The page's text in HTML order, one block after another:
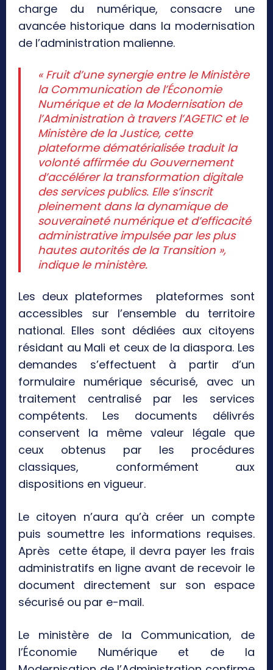
charge du numérique, consacre une
avancée historique dans la modernisation
de l’administration malienne.
« Fruit d’une synergie entre le Ministère
la Communication de l’Économie
Numérique et de la Modernisation de
l’Administration à travers l’AGETIC et le
Ministère de la Justice, cette
plateforme dématérialisée traduit la
volonté affirmée du Gouvernement
d’accélérer la transformation digitale
des services publics. Elle s’inscrit
pleinement dans la dynamique de
souveraineté numérique et d’efficacité
administrative impulsée par les plus
hautes autorités de la Transition »,
indique le ministère.
Les deux plateformes plateformes sont
accessibles sur l’ensemble du territoire
national. Elles sont dédiées aux citoyens
résidant au Mali et ceux de la diaspora. Les
demandes s’effectuent à partir d’un
formulaire numérique sécurisé, avec un
traitement centralisé par les services
compétents. Les documents délivrés
conservent la même valeur légale que
ceux obtenus par les procédures
classiques, conformément aux
dispositions en vigueur.
Le citoyen n’aura qu’à créer un compte
puis soumettre les informations requises.
Après cette étape, il devra payer les frais
administratifs en ligne avant de recevoir le
document directement sur son espace
sécurisé ou par e-mail.
Le ministère de la Communication, de
l’Économie Numérique et de la